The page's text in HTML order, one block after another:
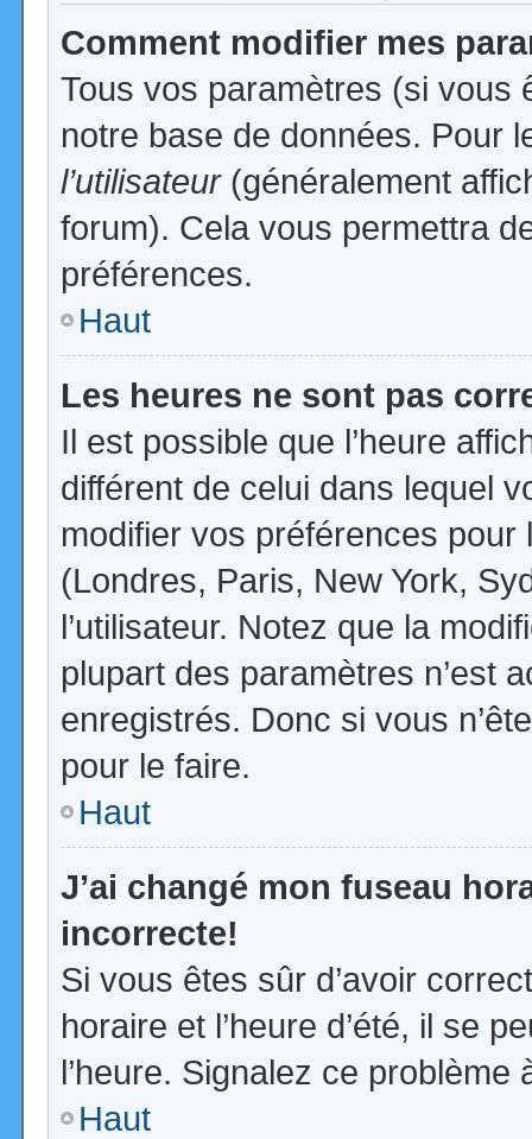
Comment modifier mes
Tous vos paramètres (si vous
notre base de données. Pour
l’utilisateur(généralement
forum). Cela vous permettra
préférences.
Haut
Les heures ne sont pas
Il est possible que l’heure
différent de celui dans lequel
modifier vos préférences
(Londres, Paris, New York,
l’utilisateur. Notez que la
plupart des paramètres n’est
enregistrés. Donc si vous
pour le faire.
Haut
J’ai changé mon fuseau
incorrecte!
Si vous êtes sûr d’avoir
horaire et l’heure d’été, il se
l’heure. Signalez ce problème
Haut